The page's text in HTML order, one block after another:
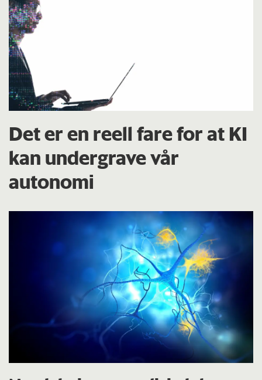
Det er en reell fare for at KI
kan undergrave vår
autonomi